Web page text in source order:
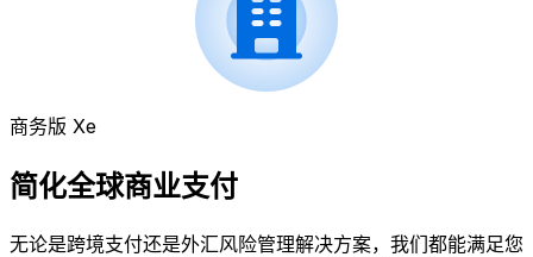
商务版 Xe
简化全球商业支付
无论是跨境支付还是外汇风险管理解决方案，我们都能满足您